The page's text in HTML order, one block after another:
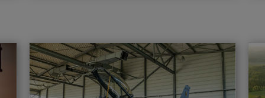
Français Anglais Néerlandais